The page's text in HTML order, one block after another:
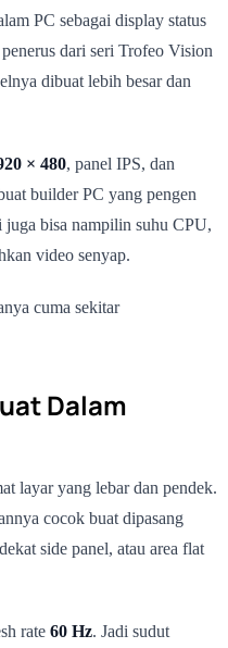
PC sebagai display status
dari seri Trofeo Vision
dibuat lebih besar dan
× 480, panel IPS, dan
builder PC yang pengen
bisa nampilin suhu CPU,
video senyap.
cuma sekitar
Dalam
layar yang lebar dan pendek.
cocok buat dipasang
side panel, atau area flat
rate 60 Hz. Jadi sudut